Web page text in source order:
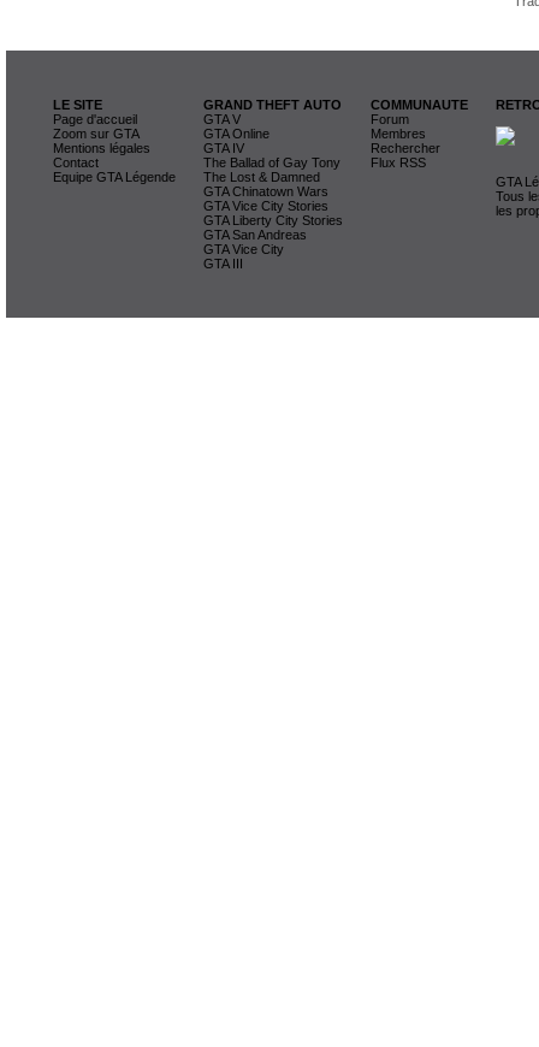
LE SITE
Page d'accueil
Zoom sur GTA
Mentions légales
Contact
Equipe GTA Légende
GRAND THEFT AUTO
GTA V
GTA Online
GTA IV
The Ballad of Gay Tony
The Lost & Damned
GTA Chinatown Wars
GTA Vice City Stories
GTA Liberty City Stories
GTA San Andreas
GTA Vice City
GTA III
COMMUNAUTE
Forum
Membres
Rechercher
Flux RSS
GTA
Tous
les